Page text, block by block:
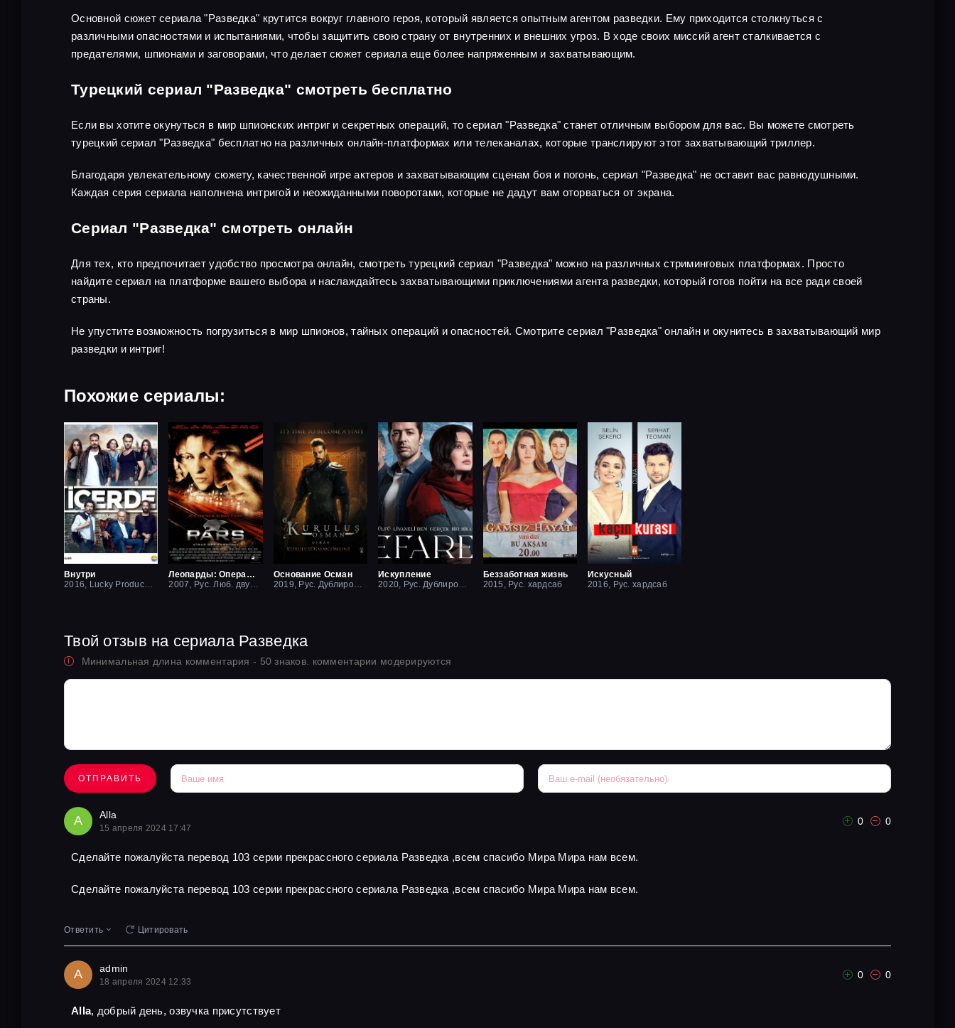
Основной сюжет сериала "Разведка" крутится вокруг главного героя, который является опытным агентом разведки. Ему приходится столкнуться с
различными опасностями и испытаниями, чтобы защитить свою страну от внутренних и внешних угроз. В ходе своих миссий агент сталкивается с
предателями, шпионами и заговорами, что делает сюжет сериала еще более напряженным и захватывающим.
Турецкий сериал "Разведка" смотреть бесплатно
Если вы хотите окунуться в мир шпионских интриг и секретных операций, то сериал "Разведка" станет отличным выбором для вас. Вы можете смотреть
турецкий сериал "Разведка" бесплатно на различных онлайн-платформах или телеканалах, которые транслируют этот захватывающий триллер.
Благодаря увлекательному сюжету, качественной игре актеров и захватывающим сценам боя и погонь, сериал "Разведка" не оставит вас равнодушными.
Каждая серия сериала наполнена интригой и неожиданными поворотами, которые не дадут вам оторваться от экрана.
Сериал "Разведка" смотреть онлайн
Для тех, кто предпочитает удобство просмотра онлайн, смотреть турецкий сериал "Разведка" можно на различных стриминговых платформах. Просто
найдите сериал на платформе вашего выбора и наслаждайтесь захватывающими приключениями агента разведки, который готов пойти на все ради своей
страны.
Не упустите возможность погрузиться в мир шпионов, тайных операций и опасностей. Смотрите сериал "Разведка" онлайн и окунитесь в захватывающий мир
разведки и интриг!
Похожие сериалы:
Внутри
Леопарды: Операция вишня
Основание Осман
Искупление
Беззаботная жизнь
2015, Рус. хардсаб
Искусный
2016, Рус. хардсаб
Твой отзыв на сериала Разведка
Минимальная длина комментария - 50 знаков. комментарии модерируются
ОТПРАВИТЬ
A Alla
15 апреля 2024 17:47
0 0
Сделайте пожалуйста перевод 103 серии прекрассного сериала Разведка ,всем спасибо Мира Мира нам всем.
Сделайте пожалуйста перевод 103 серии прекрассного сериала Разведка ,всем спасибо Мира Мира нам всем.
Ответить Цитировать
A admin
18 апреля 2024 12:33
0 0
Alla, добрый день, озвучка присутствует